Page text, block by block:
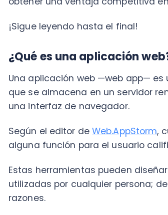
Una aplicación web —web app— es
una interfaz de navegador.
Según el editor deWeb.AppStorm,
alguna función para el usuario califica
Estas herramientas pueden
utilizadas por cualquier persona; de
razones.
Es así, como son de uso común,
línea, tiendas de comercio electrónico
El SII tiene una plataforma con una
su servicio online